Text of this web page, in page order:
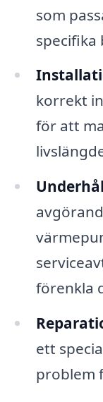
som
specifika
korrekt
för att
förenkla
ett
problem